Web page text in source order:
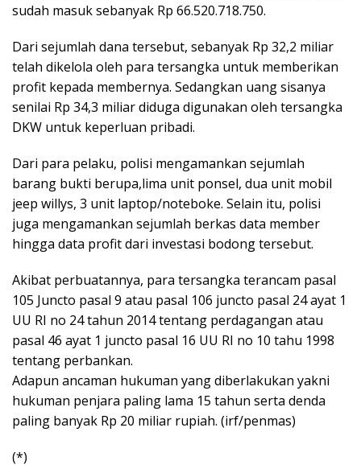
sudah masuk sebanyak Rp 66.520.718.750.
Dari sejumlah dana tersebut, sebanyak Rp 32,2 miliar
telah dikelola oleh para tersangka untuk memberikan
profit kepada membernya. Sedangkan uang sisanya
senilai Rp 34,3 miliar diduga digunakan oleh tersangka
DKW untuk keperluan pribadi.
Dari para pelaku, polisi mengamankan sejumlah
barang bukti berupa,lima unit ponsel, dua unit mobil
jeep willys, 3 unit laptop/noteboke. Selain itu, polisi
juga mengamankan sejumlah berkas data member
hingga data profit dari investasi bodong tersebut.
Akibat perbuatannya, para tersangka terancam pasal
105 Juncto pasal 9 atau pasal 106 juncto pasal 24 ayat 1
UU RI no 24 tahun 2014 tentang perdagangan atau
pasal 46 ayat 1 juncto pasal 16 UU RI no 10 tahu 1998
tentang perbankan.
Adapun ancaman hukuman yang diberlakukan yakni
hukuman penjara paling lama 15 tahun serta denda
paling banyak Rp 20 miliar rupiah. (irf/penmas)
(*)